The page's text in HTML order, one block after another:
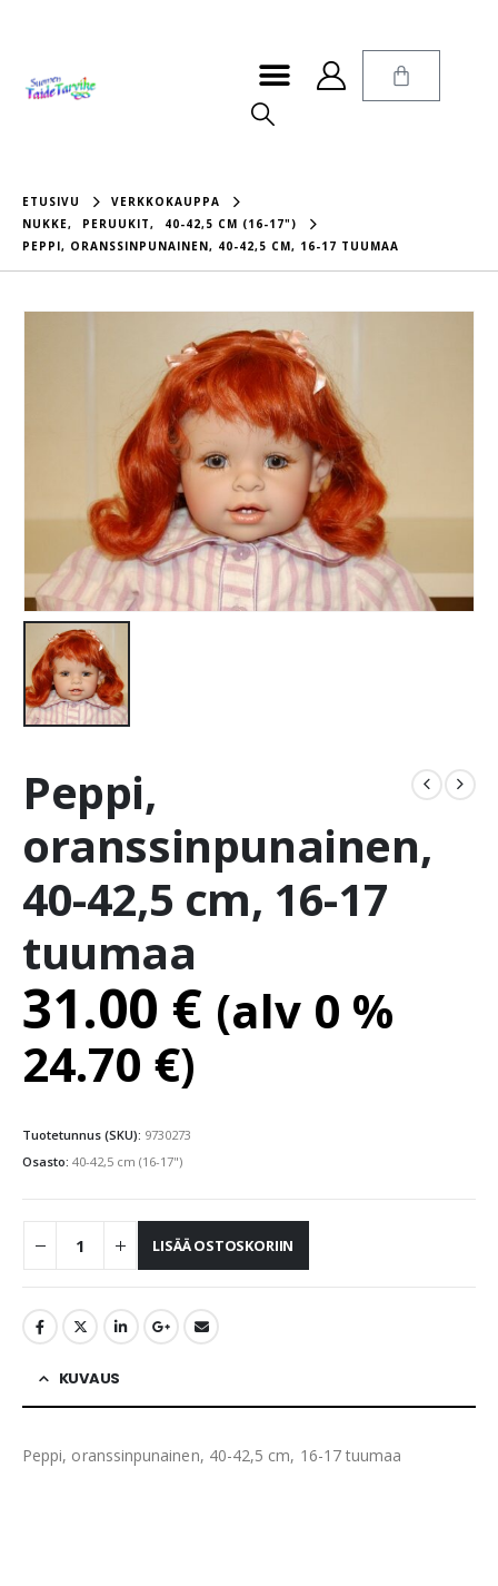
ETUSIVU
VERKKOKAUPPA
NUKKE, PERUUKIT,
40-42,5 CM (16-17")
PEPPI, ORANSSINPUNAINEN, 40-42,5 CM, 16-17 TUUMAA
Peppi,
oranssinpunainen,
40-42,5 cm, 16-17
tuumaa
31.00 € (alv 0 %
24.70 €)
Tuotetunnus (SKU): 9730273
Osasto: 40-42,5 cm (16-17")
LISÄÄ OSTOSKORIIN
KUVAUS
Peppi, oranssinpunainen, 40-42,5 cm, 16-17 tuumaa